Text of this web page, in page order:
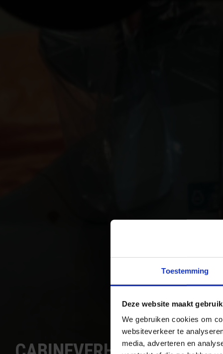
Toestemming
Deze website maakt
We gebruiken cookies om
websiteverkeer te
media, adverteren en